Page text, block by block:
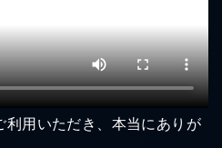
利用いただき、本当にありが